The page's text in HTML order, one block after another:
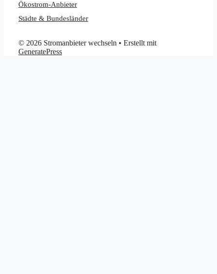
Ökostrom-Anbieter
Städte & Bundesländer
© 2026 Stromanbieter wechseln • Erstellt mit
GeneratePress